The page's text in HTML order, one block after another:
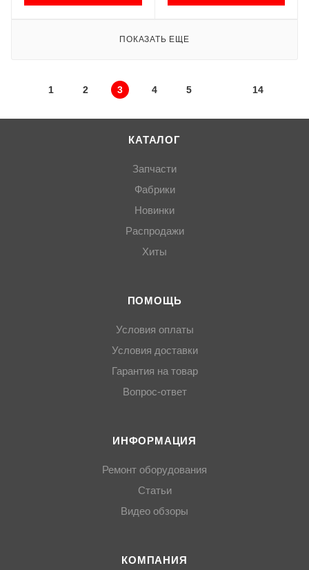
ПОКАЗАТЬ ЕЩЕ
1 2 3 4 5 14
КАТАЛОГ
Запчасти
Фабрики
Новинки
Распродажи
Хиты
ПОМОЩЬ
Условия оплаты
Условия доставки
Гарантия на товар
Вопрос-ответ
ИНФОРМАЦИЯ
Ремонт оборудования
Статьи
Видео обзоры
КОМПАНИЯ